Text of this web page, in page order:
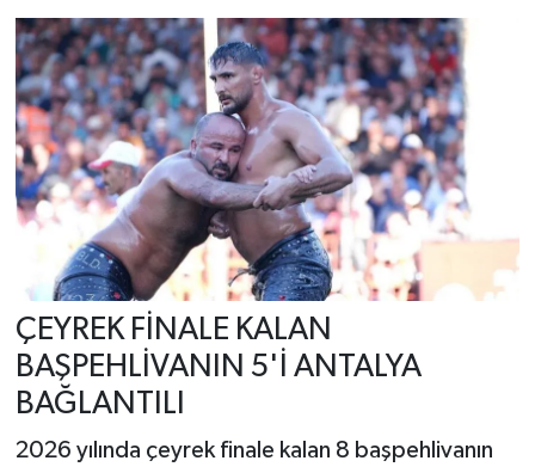
ÇEYREK FİNALE KALAN
BAŞPEHLİVANIN 5'İ ANTALYA
BAĞLANTILI
2026 yılında çeyrek finale kalan 8 başpehlivanın